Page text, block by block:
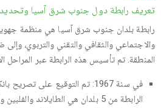
تعريف رابطة دول جنوب شرق آسيا وتحديد
رابطة بلدان جنوب شرق آسيا ھي منظمة
والاجتماعي والثقافي والتقني والتربوي،
المنطقة. تم تأسيس ھذه الرابطة عبر المراحل
في سنة 1967: تم التوقيع على
الرابطة من 5 بلدان ھي الطايلاند والفلبين واندونيسيا وماليزيا وسانغفورة.